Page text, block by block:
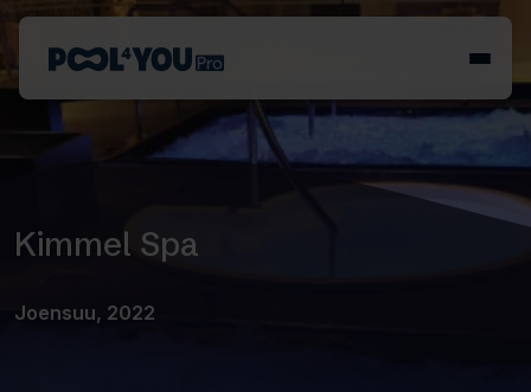
content
Front
Kimmel Spa
Joensuu, 2022